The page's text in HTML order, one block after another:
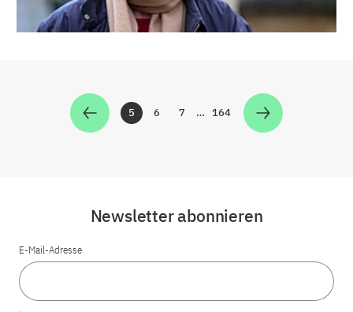
Zur Seite
5 Zur Seite
6 Zur Seite
7 … Zur Seite
164
Newsletter abonnieren
E-Mail-Adresse